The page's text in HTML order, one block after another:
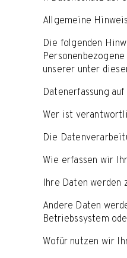
Allgemeine
Die folgenden
unserer unter
Datenerfassung
Wer ist
Die
Wie erfassen wir
Ihre Daten werden
Andere Daten
Betriebssystem
Wofür nutzen wir